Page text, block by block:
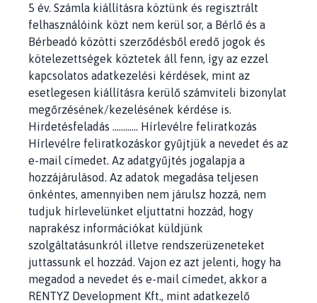
5 év. Számla kiállításra köztünk és regisztrált
felhasználóink közt nem kerül sor, a Bérlő és a
Bérbeadó közötti szerződésből eredő jogok és
kötelezettségek köztetek áll fenn, így az ezzel
kapcsolatos adatkezelési kérdések, mint az
esetlegesen kiállításra kerülő számviteli bizonylat
megőrzésének/kezelésének kérdése is.
Hirdetésfeladás ………… Hírlevélre feliratkozás
Hírlevélre feliratkozáskor gyűjtjük a nevedet és az
e-mail címedet. Az adatgyűjtés jogalapja a
hozzájárulásod. Az adatok megadása teljesen
önkéntes, amennyiben nem járulsz hozzá, nem
tudjuk hírlevelünket eljuttatni hozzád, hogy
naprakész információkat küldjünk
szolgáltatásunkról illetve rendszerüzeneteket
juttassunk el hozzád. Vajon ez azt jelenti, hogy ha
megadod a nevedet és e-mail címedet, akkor a
RENTYZ Development Kft., mint adatkezelő